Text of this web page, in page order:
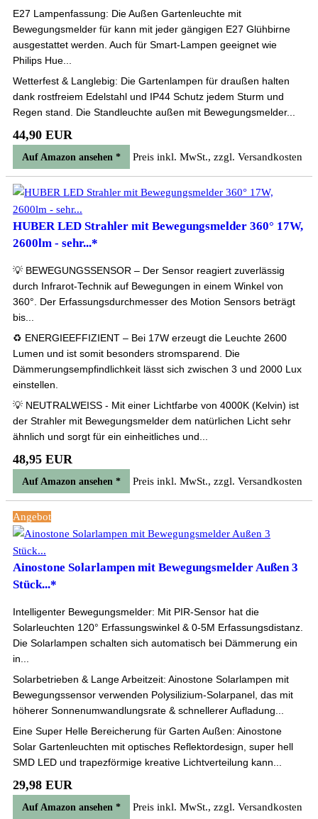
E27 Lampenfassung: Die Außen Gartenleuchte mit
Bewegungsmelder für kann mit jeder gängigen E27 Glühbirne
ausgestattet werden. Auch für Smart-Lampen geeignet wie
Philips Hue...
Wetterfest & Langlebig: Die Gartenlampen für draußen halten
dank rostfreiem Edelstahl und IP44 Schutz jedem Sturm und
Regen stand. Die Standleuchte außen mit Bewegungsmelder...
44,90 EUR
Auf Amazon ansehen * Preis inkl. MwSt., zzgl. Versandkosten
HUBER LED Strahler mit Bewegungsmelder 360° 17W,
2600lm - sehr...*
💡 BEWEGUNGSSENSOR – Der Sensor reagiert zuverlässig
durch Infrarot-Technik auf Bewegungen in einem Winkel von
360°. Der Erfassungsdurchmesser des Motion Sensors beträgt
bis...
♻ ENERGIEEFFIZIENT – Bei 17W erzeugt die Leuchte 2600
Lumen und ist somit besonders stromsparend. Die
Dämmerungsempfindlichkeit lässt sich zwischen 3 und 2000 Lux
einstellen.
💡 NEUTRALWEISS - Mit einer Lichtfarbe von 4000K (Kelvin) ist
der Strahler mit Bewegungsmelder dem natürlichen Licht sehr
ähnlich und sorgt für ein einheitliches und...
48,95 EUR
Auf Amazon ansehen * Preis inkl. MwSt., zzgl. Versandkosten
Angebot
Ainostone Solarlampen mit Bewegungsmelder Außen 3
Stück...*
Intelligenter Bewegungsmelder: Mit PIR-Sensor hat die
Solarleuchten 120° Erfassungswinkel & 0-5M Erfassungsdistanz.
Die Solarlampen schalten sich automatisch bei Dämmerung ein
in...
Solarbetrieben & Lange Arbeitzeit: Ainostone Solarlampen mit
Bewegungssensor verwenden Polysilizium-Solarpanel, das mit
höherer Sonnenumwandlungsrate & schnellerer Aufladung...
Eine Super Helle Bereicherung für Garten Außen: Ainostone
Solar Gartenleuchten mit optisches Reflektordesign, super hell
SMD LED und trapezförmige kreative Lichtverteilung kann...
29,98 EUR
Auf Amazon ansehen * Preis inkl. MwSt., zzgl. Versandkosten